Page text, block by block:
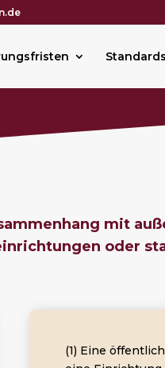
Standards
mit
oder
(1) Eine